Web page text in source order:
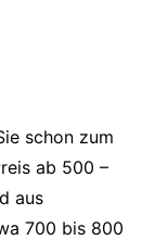
schon zum
ab 500 –
aus
700 bis 800